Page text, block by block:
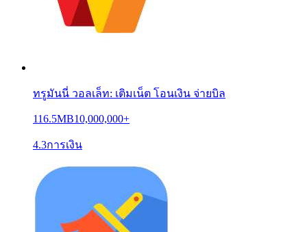
ทรูมันนี่ วอลเล็ท: เติมเน็ต โอนเงิน จ่ายบิล
116.5MB10,000,000+
4.3การเงิน